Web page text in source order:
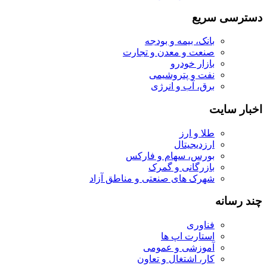
دسترسی سریع
بانک، بیمه و بودجه
صنعت و معدن و تجارت
بازار خودرو
نفت و پتروشیمی
برق، آب و انرژی
اخبار سایت
طلا و ارز
ارزدیجیتال
بورس، سهام و فارکس
بازرگانی و گمرک
شهرک های صنعتی و مناطق آزاد
چند رسانه
فناوری
استارت اپ ها
آموزشی و عمومی
کار، اشتغال و تعاون